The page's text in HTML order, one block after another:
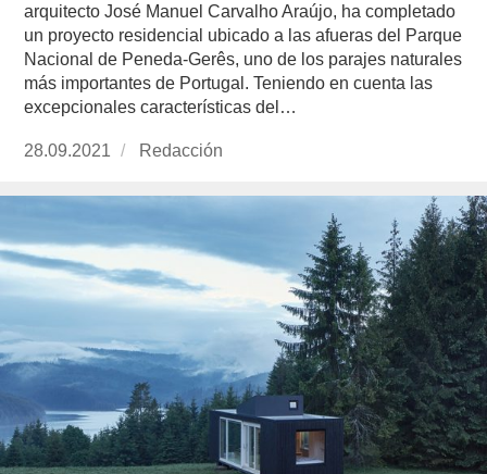
arquitecto José Manuel Carvalho Araújo, ha completado
un proyecto residencial ubicado a las afueras del Parque
Nacional de Peneda-Gerês, uno de los parajes naturales
más importantes de Portugal. Teniendo en cuenta las
excepcionales características del…
Publicado
28.09.2021 https://www.experimenta.es/author/redaccion/
Redacción